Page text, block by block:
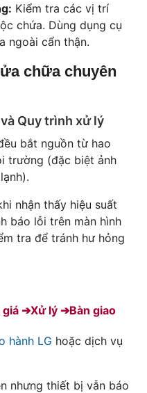
Kiểm tra các vị trí
chứa. Dùng dụng cụ
ngoài cẩn thận.
chữa chuyên
Quy trình xử lý
bắt nguồn từ hao
trường (đặc biệt ảnh
nhận thấy hiệu suất
báo lỗi trên màn hình
tra để tránh hư hỏng
giá ➔Xử lý ➔Bàn giao
hành LG hoặc dịch vụ
nhưng thiết bị vẫn báo